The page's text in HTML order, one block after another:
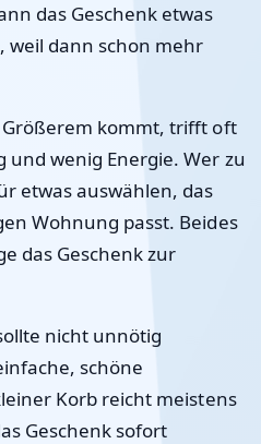
das Geschenk etwas
weil dann schon mehr
kommt, trifft oft
wenig Energie. Wer zu
etwas auswählen, das
Wohnung passt. Beides
das Geschenk zur
nicht unnötig
schöne
Korb reicht meistens
Geschenk sofort